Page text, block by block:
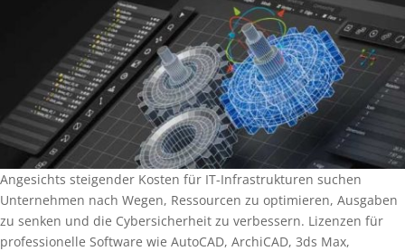
Angesichts steigender Kosten für IT-Infrastrukturen suchen
Unternehmen nach Wegen, Ressourcen zu optimieren, Ausgaben
zu senken und die Cybersicherheit zu verbessern. Lizenzen für
professionelle Software wie AutoCAD, ArchiCAD, 3ds Max,